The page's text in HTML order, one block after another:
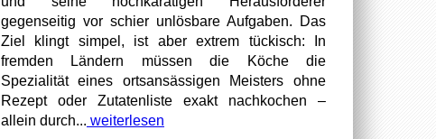
gegenseitig vor schier unlösbare Aufgaben. Das
Ziel klingt simpel, ist aber extrem tückisch: In
fremden Ländern müssen die Köche die
Spezialität eines ortsansässigen Meisters ohne
Rezept oder Zutatenliste exakt nachkochen –
allein durch... weiterlesen